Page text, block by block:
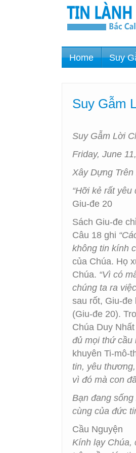
Home Suy
Suy Gẫm
Suy Gẫm Lời
Friday, June
Xây Dựng
“Hỡi kẻ rất
Giu-đe 20
Sách Giu-đe
Câu 18 ghi
không tin kính
của Chúa. Họ
Chúa. “Vì có
chúng ta ra
sau rốt, Giu-đe
(Giu-đe 20).
Chúa Duy
đủ mọi thứ cầu
khuyên Ti-mô-
tin, yêu
vì đó mà con
Bạn đang
cùng của đức
Cầu Nguyện
Kính lạy Chúa,